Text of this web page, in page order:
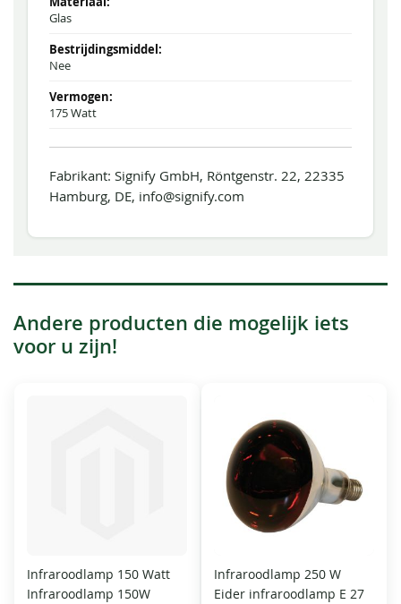
Glas
Nee
175 Watt
Fabrikant: Signify GmbH, Röntgenstr. 22, 22335
Hamburg, DE, info@signify.com
Andere producten die mogelijk iets
voor u zijn!
Infraroodlamp 150 Watt
Infraroodlamp 150W
Infraroodlamp 250 W
Eider infraroodlamp E 27